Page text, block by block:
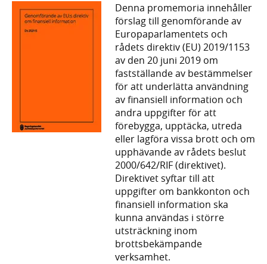
Denna promemoria innehåller
förslag till genomförande av
Europaparlamentets och
rådets direktiv (EU) 2019/1153
av den 20 juni 2019 om
fastställande av bestämmelser
för att underlätta användning
av finansiell information och
andra uppgifter för att
förebygga, upptäcka, utreda
eller lagföra vissa brott och om
upphävande av rådets beslut
2000/642/RIF (direktivet).
Direktivet syftar till att
uppgifter om bankkonton och
finansiell information ska
kunna användas i större
utsträckning inom
brottsbekämpande
verksamhet.